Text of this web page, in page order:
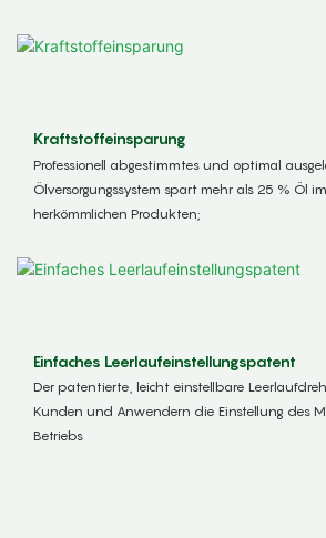
Kraftstoffeinsparung
Professionell abgestimmtes und optimal
Ölversorgungssystem spart mehr als 25 % Öl
herkömmlichen Produkten;
Einfaches Leerlaufeinstellungspatent
Der patentierte, leicht einstellbare
Kunden und Anwendern die Einstellung des
Betriebs